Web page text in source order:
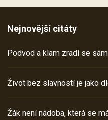
Nejnovější citáty
Podvod a klam zradí se
Život bez slavností je jako
Žák není nádoba, která se